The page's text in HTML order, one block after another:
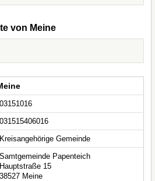
von Meine
03151016
031515406016
Kreisangehörige Gemeinde
Samtgemeinde Papenteich
Hauptstraße 15
38527 Meine